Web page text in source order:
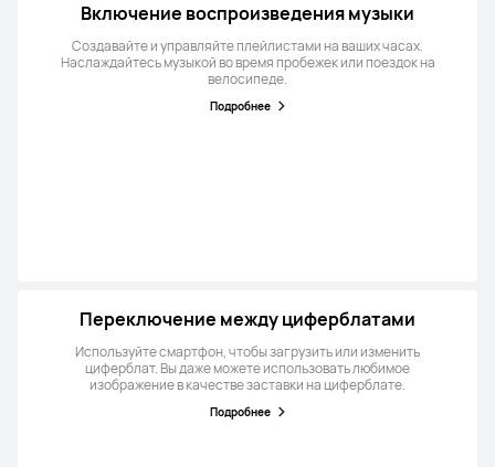
Включение воспроизведения музыки
Создавайте и управляйте плейлистами на ваших часах.
Наслаждайтесь музыкой во время пробежек или поездок на
велосипеде.
Подробнее
Переключение между циферблатами
Используйте смартфон, чтобы загрузить или изменить
циферблат. Вы даже можете использовать любимое
изображение в качестве заставки на циферблате.
Подробнее